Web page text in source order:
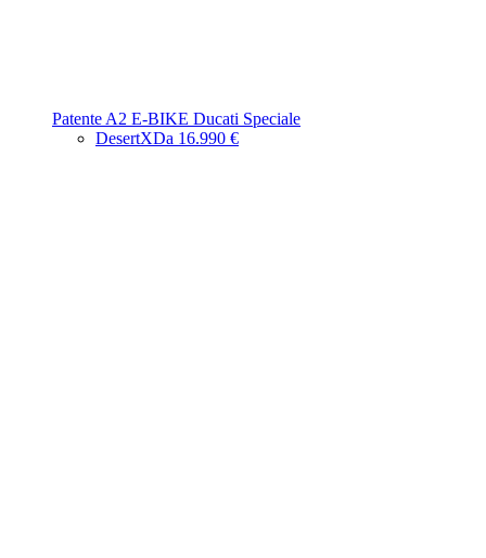
Patente A2 E-BIKE Ducati Speciale
DesertXDa 16.990 €